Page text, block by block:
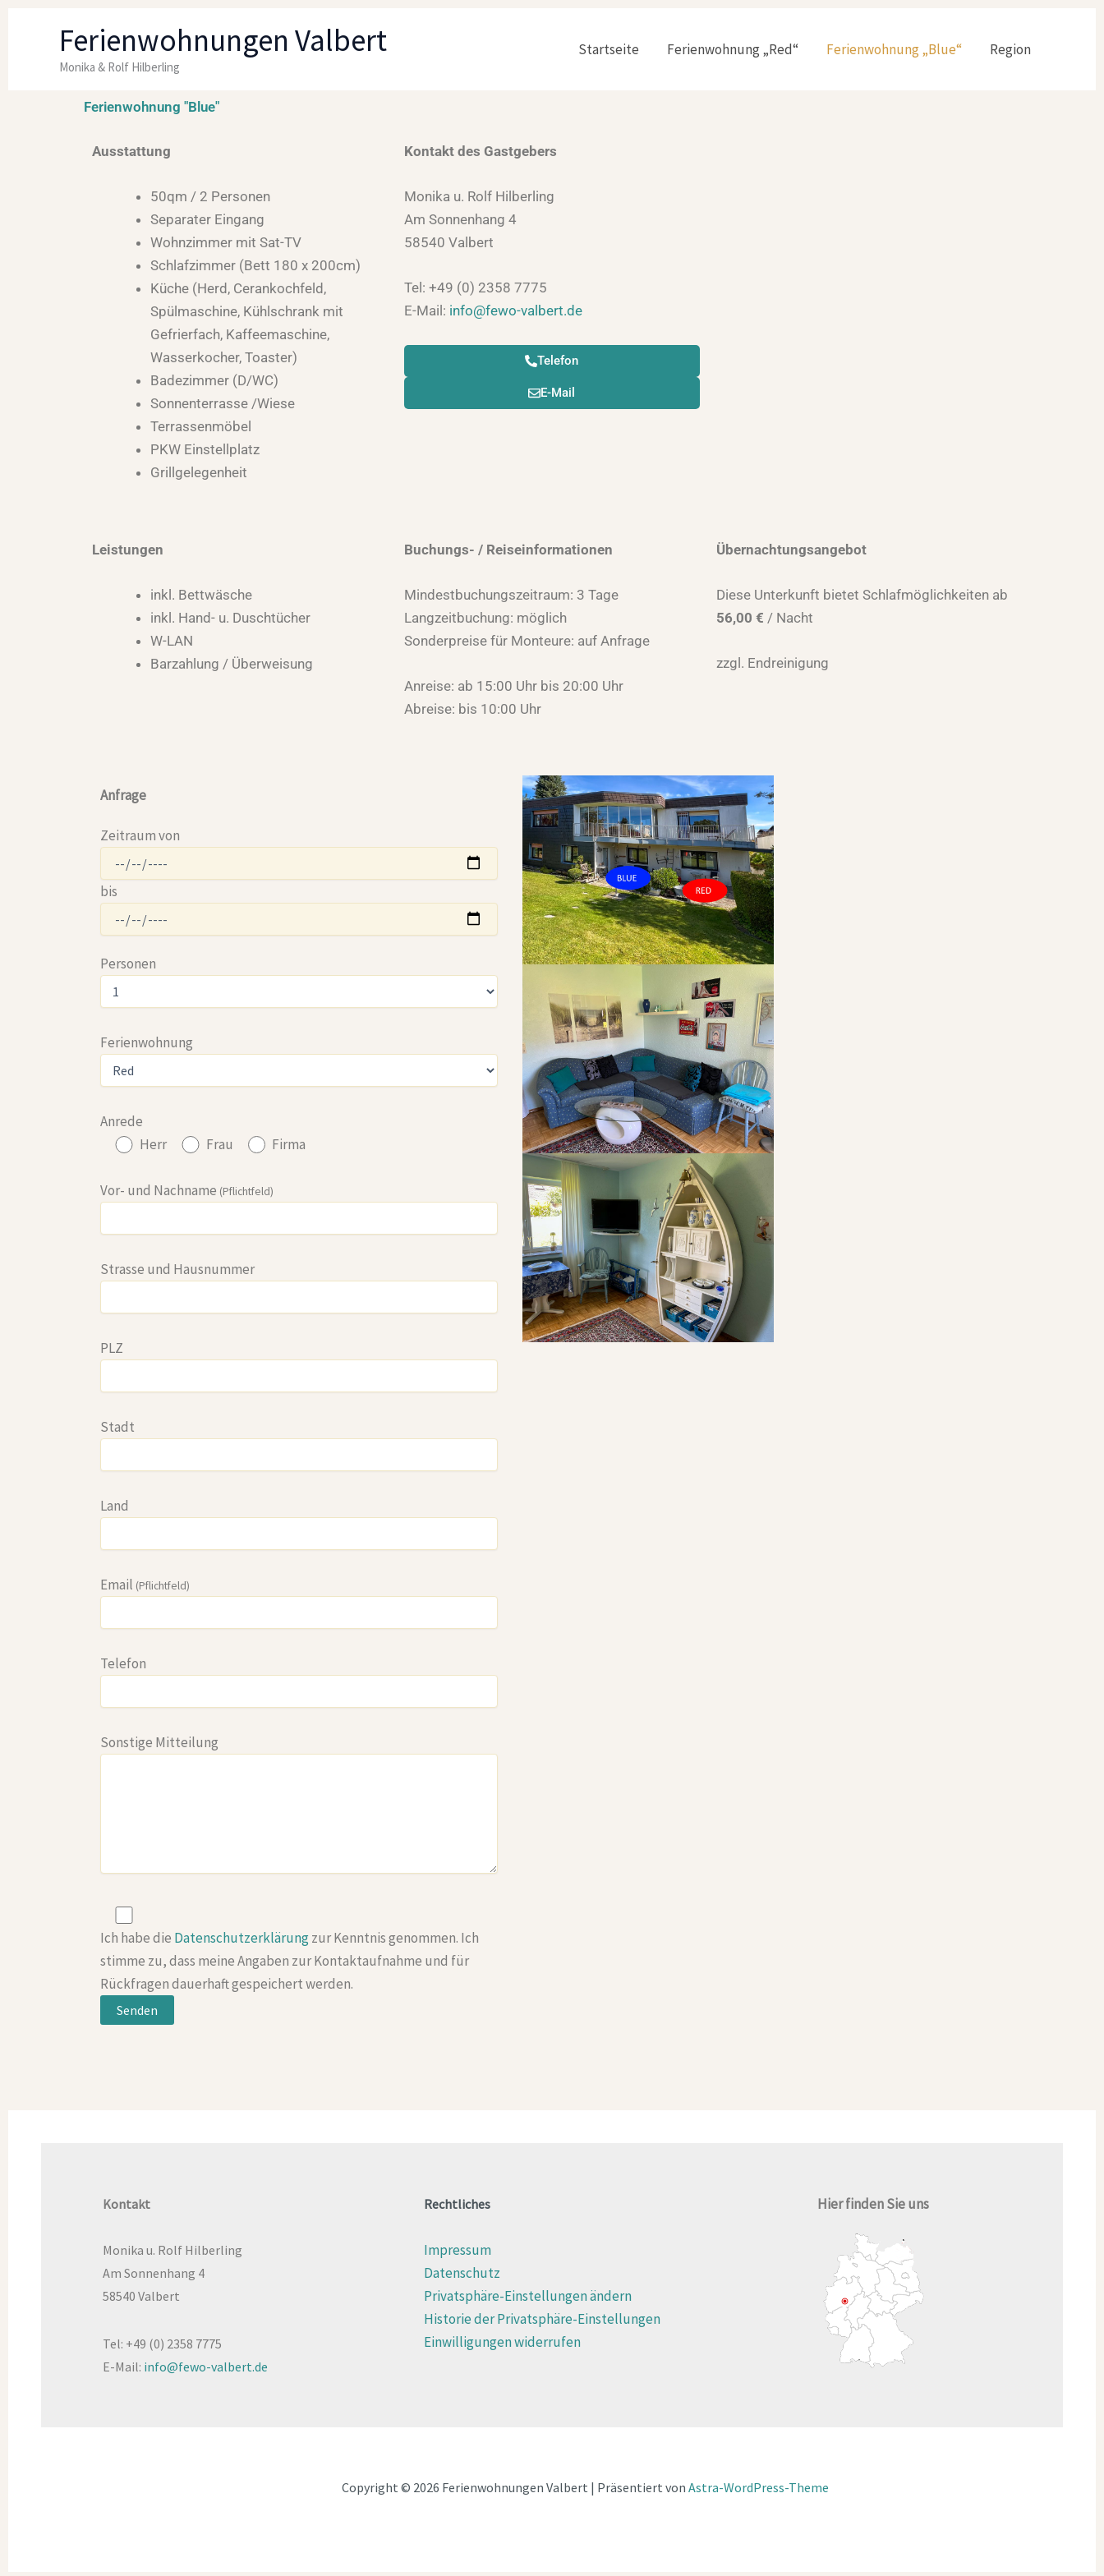
Ferienwohnungen Valbert
Monika & Rolf Hilberling
Startseite Ferienwohnung „Red“ Ferienwohnung „Blue“ Region
Ferienwohnung "Blue"
Ausstattung
50qm / 2 Personen
Separater Eingang
Wohnzimmer mit Sat-TV
Schlafzimmer (Bett 180 x 200cm)
Küche (Herd, Cerankochfeld,
Spülmaschine, Kühlschrank mit
Gefrierfach, Kaffeemaschine,
Wasserkocher, Toaster)
Badezimmer (D/WC)
Sonnenterrasse /Wiese
Terrassenmöbel
PKW Einstellplatz
Grillgelegenheit
Kontakt des Gastgebers
Monika u. Rolf Hilberling
Am Sonnenhang 4
58540 Valbert
Tel: +49 (0) 2358 7775
E-Mail: info@fewo-valbert.de
Telefon
E-Mail
Leistungen
inkl. Bettwäsche
inkl. Hand- u. Duschtücher
W-LAN
Barzahlung / Überweisung
Buchungs- / Reiseinformationen
Mindestbuchungszeitraum: 3 Tage
Langzeitbuchung: möglich
Sonderpreise für Monteure: auf Anfrage
Anreise: ab 15:00 Uhr bis 20:00 Uhr
Abreise: bis 10:00 Uhr
Übernachtungsangebot
Diese Unterkunft bietet Schlafmöglichkeiten ab
56,00 € / Nacht
zzgl. Endreinigung
Anfrage
Zeitraum von
bis
Personen
Ferienwohnung
Anrede
Herr
Frau Firma
Vor- und Nachname (Pflichtfeld)
Strasse und Hausnummer
PLZ
Stadt
Land
Email (Pflichtfeld)
Telefon
Sonstige Mitteilung
Ich habe die Datenschutzerklärungzur Kenntnis genommen. Ich
stimme zu, dass meine Angaben zur Kontaktaufnahme und für
Rückfragen dauerhaft gespeichert werden.
Kontakt
Monika u. Rolf Hilberling
Am Sonnenhang 4
58540 Valbert
Tel: +49 (0) 2358 7775
E-Mail: info@fewo-valbert.de
Rechtliches
Impressum
Datenschutz
Privatsphäre-Einstellungen ändern
Historie der Privatsphäre-Einstellungen
Einwilligungen widerrufen
Hier finden Sie uns
Copyright © 2026 Ferienwohnungen Valbert | Präsentiert von Astra-WordPress-Theme